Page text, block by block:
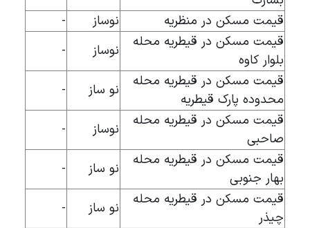
قیمت مسکن در منظریه
نوساز
-
قیمت مسکن در قیطریه محله
بلوار کاوه
نوساز
-
قیمت مسکن در قیطریه محله
محدوده پارک قیطریه
نو ساز
-
قیمت مسکن در قیطریه محله
صاحبی
نوساز
-
قیمت مسکن در قیطریه محله
بهار جنوبی
نو ساز
-
قیمت مسکن در قیطریه محله
چیذر
نو ساز
-